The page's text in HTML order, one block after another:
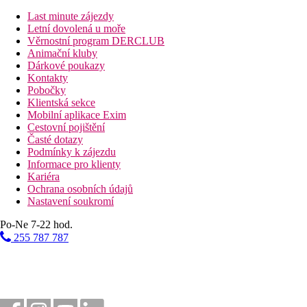
Snídaně formou bufetu (07.00–10.30 hod.)
Pozdní kontinentální snídaně s čerstvými croissanty a
Restaurace" Beach Society" (12.15-15.15 hod.)
*Italská á la carte restaurace Passage (13.00-15.00 &
"Spritzville" Pekařství & káva a spritz , čerstvé
*Vinný gastro bar "Wine Vibes" - výběr vín a řeckých
Casa del Gelato" Italská domácí zmrzlina (12.00-18.30
Večeře formou bufetu v restauraci "Beach Society"
*Řecká á la carte restaurace" The Greek Tray Club"
5 barů včetně baru u pláže
Nealkoholické a alkoholické nápoje (10.00-23.50 hod.)
Minibar doplněný v den příletu (dále pak každý sedmý den)
* Nutná rezervace min. 24 hodin dopředu, pro min. délku
Sportovní nabídka
Zdarma:tenisový kurt s vybavením (nutná rezervace,
lekce. Fitness (16+), 3x týdně pěší výlet
Za poplatek:
Animační programy, každý večer živá hudba v baru,
Děti
Last minute zájezdy
Letní dovolená u moře
Věrnostní program DERCLUB
Animační kluby
Dárkové poukazy
Kontakty
Pobočky
Klientská sekce
Mobilní aplikace Exim
Cestovní pojištění
Časté dotazy
Podmínky k zájezdu
Informace pro klienty
Kariéra
Ochrana osobních údajů
Nastavení soukromí
Po-Ne 7-22 hod.
255 787 787